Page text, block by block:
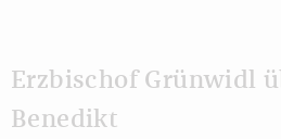
Erzbischof Grünwidl
Benedikt